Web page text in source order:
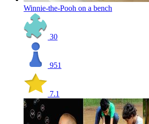
Winnie-the-Pooh on a bench
30
951
7.1